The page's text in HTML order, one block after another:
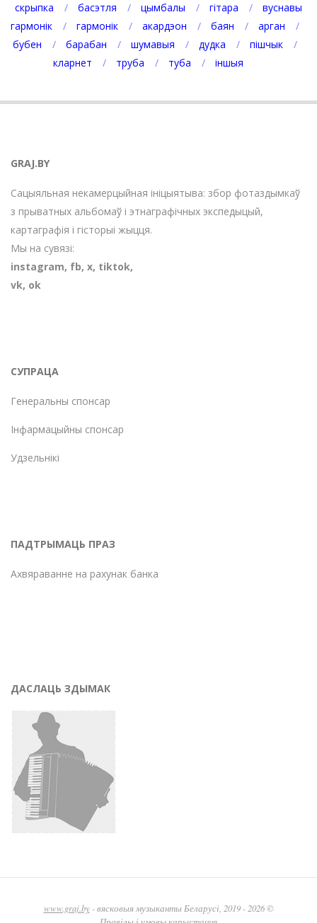
скрыпка
басэтля цымбалы гітара
вуснавы
гармонік
гармонік акардэон баян
арган
бубен
барабан шумавыя дудка
пішчык
кларнет
труба туба іншыя
GRAJ.BY
Сацыяльная некамерцыйная ініцыятыва: збор фотаздымкаў
з прыватных альбомаў і этнаграфічных экспедыцый,
картаграфія і гісторыі жыцця.
Мы на сувязі:
instagram, fb, х, tiktok,
vk, ok
СУПРАЦА
Генеральны спонсар
Інфармацыйны спонсар
Удзельнікі
ПАДТРЫМАЦЬ ПРАЗ
Ахвяраванне на рахунак банка
ДАСЛАЦЬ ЗДЫМАК
www.graj.by- вясковыя музыканты Беларусі, 2019 - 2026 ©